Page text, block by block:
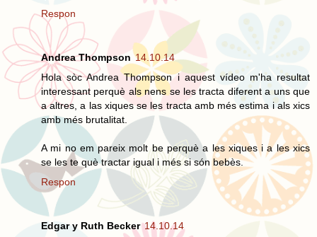
Respon
Andrea Thompson 14.10.14
Hola sòc Andrea Thompson i aquest vídeo m'ha resultat
interessant perquè als nens se les tracta diferent a uns que
a altres, a las xiques se les tracta amb més estima i als xics
amb més brutalitat.
A mi no em pareix molt be perquè a les xiques i a les xics
se les te què tractar igual i més si són bebès.
Respon
Edgar y Ruth Becker 14.10.14